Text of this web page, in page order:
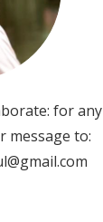
for any
message to: